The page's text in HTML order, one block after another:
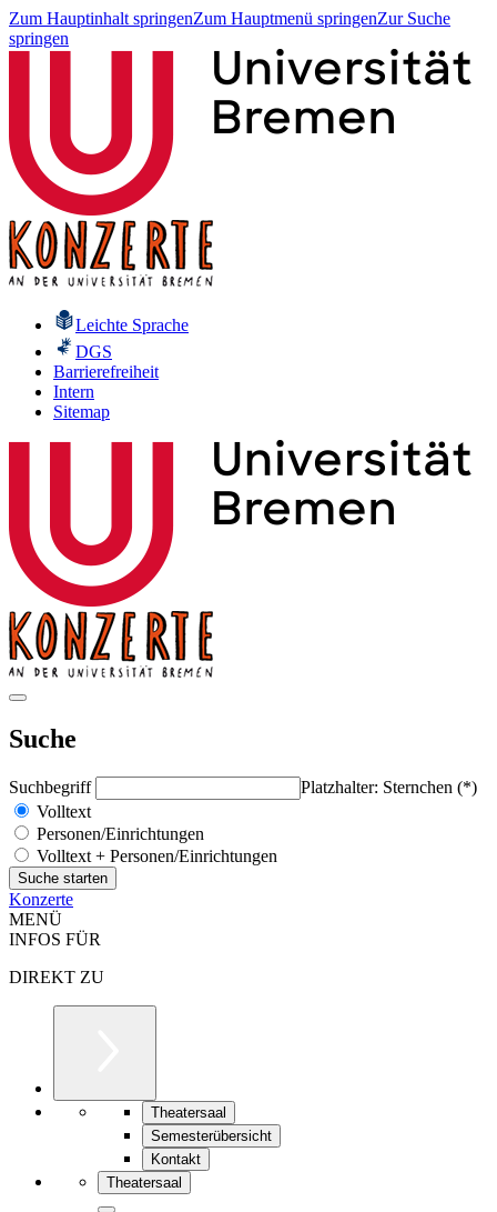
Zum Hauptinhalt springenZum Hauptmenü springenZur Suche
springen
Leichte Sprache
DGS
Barrierefreiheit
Intern
Sitemap
Suche
Suchbegriff
Platzhalter: Sternchen (*)
Volltext
Personen/Einrichtungen
Volltext + Personen/Einrichtungen
Konzerte
MENÜ
INFOS FÜR
DIREKT ZU
Theatersaal
Semesterübersicht
Kontakt
Theatersaal